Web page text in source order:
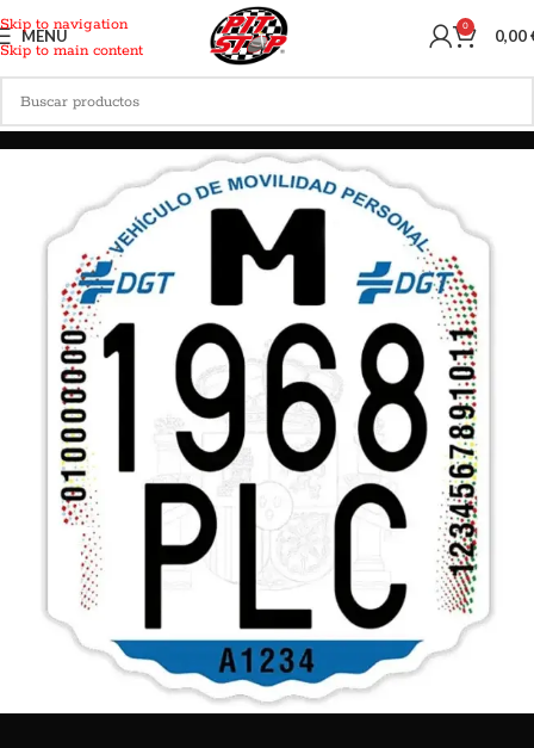
Skip to navigation
Skip to main content
MENU 0 0,00